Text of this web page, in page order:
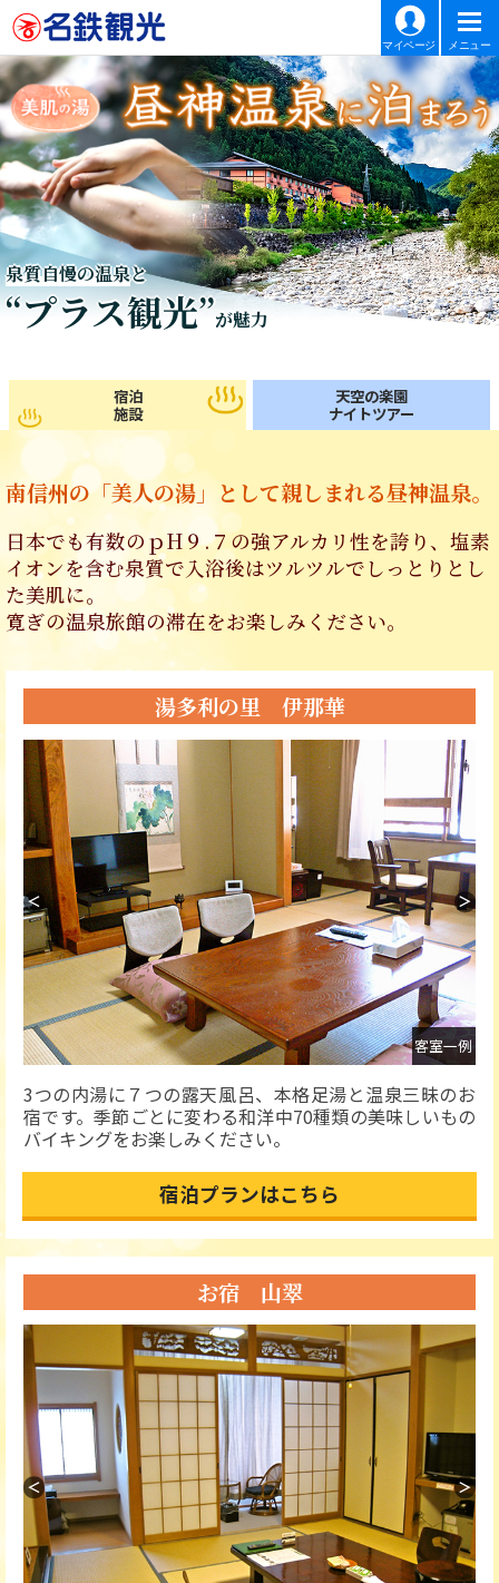
マイページ メニュー
泉質自慢の温泉と
“プラス観光”が魅力
宿泊
施設
天空の楽園
ナイトツアー
南信州の「美人の湯」として親しまれる昼神温泉。
日本でも有数のｐH９.７の強アルカリ性を誇り、塩素
イオンを含む泉質で入浴後はツルツルでしっとりとし
た美肌に。
寛ぎの温泉旅館の滞在をお楽しみください。
湯多利の里 伊那華
＜
客室一例
＞
3つの内湯に７つの露天風呂、本格足湯と温泉三昧のお
宿です。季節ごとに変わる和洋中70種類の美味しいもの
バイキングをお楽しみください。
宿泊プランはこちら
お宿 山翠
＜ ＞